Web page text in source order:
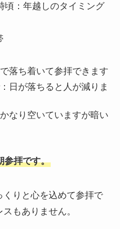
頃：年越しのタイミング
落ち着いて参拝できます
日が落ちると人が減りま
なり空いていますが暗い
参拝です。
りと心を込めて参拝で
もありません。